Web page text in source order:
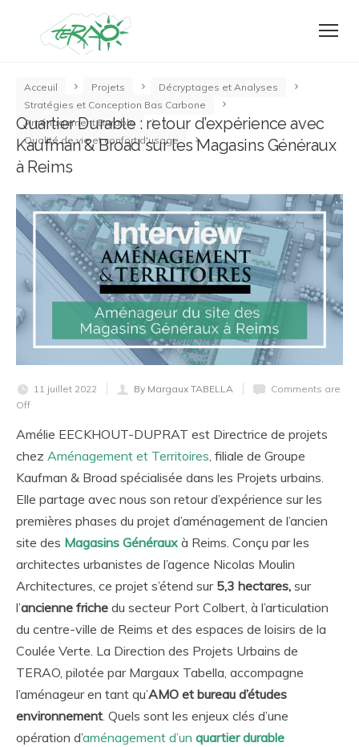
Acceuil Projets
Décryptages et Analyses
Stratégies et Conception Bas Carbone
Aménagement Durable
Qualité de vie et confort d'usage
Quartier Durable : retour d’expérience avec
Kaufman & Broad sur les Magasins Généraux
à Reims
11 juillet 2022 By Margaux TABELLA
Comments are
Off
Amélie EECKHOUT-DUPRAT est Directrice de projets
chez Aménagement et Territoires, filiale de Groupe
Kaufman & Broad spécialisée dans les Projets urbains.
Elle partage avec nous son retour d’expérience sur les
premières phases du projet d’aménagement de l’ancien
site des Magasins Généraux à Reims. Conçu par les
architectes urbanistes de l’agence Nicolas Moulin
Architectures, ce projet s’étend sur 5,3 hectares, sur
l’ancienne friche du secteur Port Colbert, à l’articulation
du centre-ville de Reims et des espaces de loisirs de la
Coulée Verte. La Direction des Projets Urbains de
TERAO, pilotée par Margaux Tabella, accompagne
l’aménageur en tant qu’AMO et bureau d’études
environnement. Quels sont les enjeux clés d’une
opération d’aménagement d’un quartier durable